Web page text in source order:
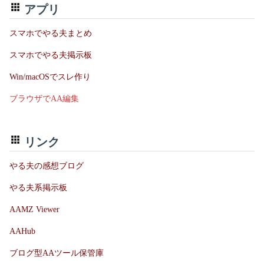
アプリ
スマホでやる夫まとめ
スマホでやる夫掲示板
Win/macOSでスレ作り
ブラウザでAA編集
リンク
やる夫の感想ブログ
やる夫系掲示板
AAMZ Viewer
AAHub
ブログ型AAツール保管庫